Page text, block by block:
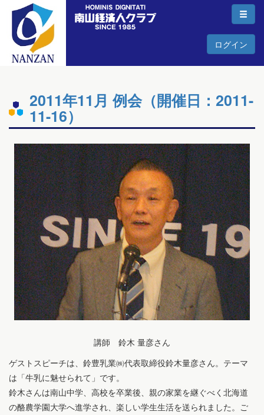
ログイン
2011年11月 例会（開催日：2011-
11-16）
講師 鈴木 量彦さん
ゲストスピーチは、鈴豊乳業㈱代表取締役鈴木量彦さん。テーマ
は「牛乳に魅せられて」です。
鈴木さんは南山中学、高校を卒業後、親の家業を継ぐべく北海道
の酪農学園大学へ進学され、楽しい学生生活を送られました。ご